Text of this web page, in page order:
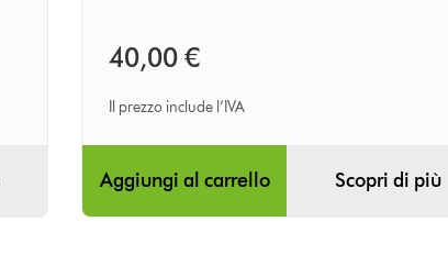
40,00 €
Il prezzo include l’IVA
Aggiungi al carrello Scopri di più